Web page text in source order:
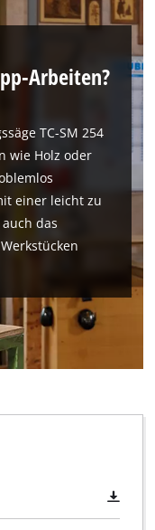
Arbeiten?
TC-SM 254
wie Holz oder
einer leicht zu
das